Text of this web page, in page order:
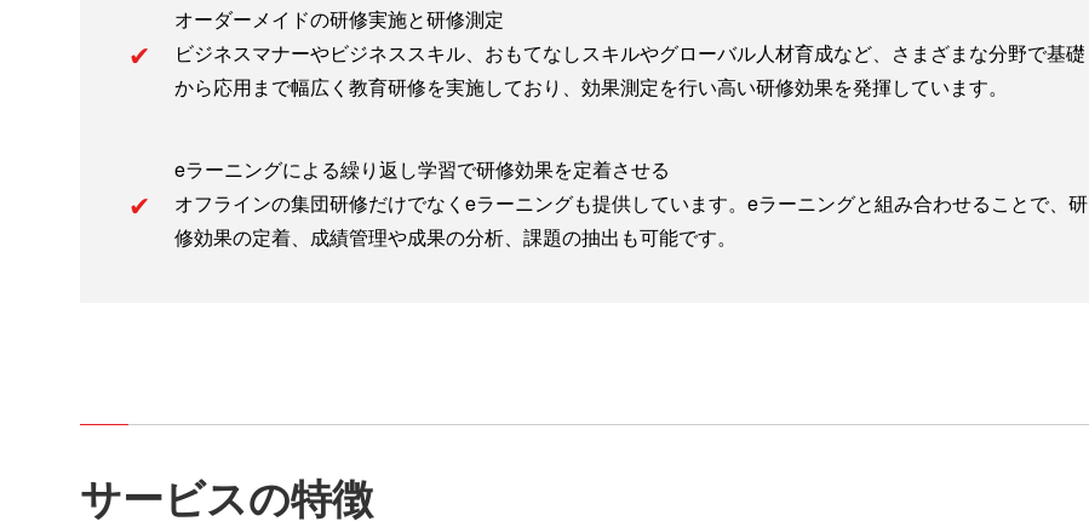
オーダーメイドの研修実施と研修測定
ビジネスマナーやビジネススキル、おもてなしスキルやグローバル人材育成など、さまざまな分野で基礎
から応用まで幅広く教育研修を実施しており、効果測定を行い高い研修効果を発揮しています。
eラーニングによる繰り返し学習で研修効果を定着させる
オフラインの集団研修だけでなくeラーニングも提供しています。eラーニングと組み合わせることで、研
修効果の定着、成績管理や成果の分析、課題の抽出も可能です。
サービスの特徴